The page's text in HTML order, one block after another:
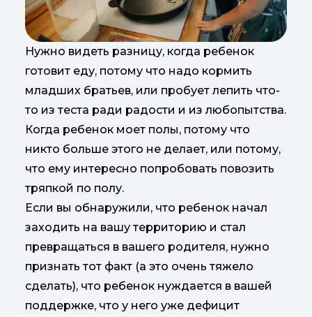
Нужно видеть разницу, когда ребенок
готовит еду, потому что надо кормить
младших братьев, или пробует лепить что-
то из теста ради радости и из любопытства.
Когда ребенок моет полы, потому что
никто больше этого не делает, или потому,
что ему интересно попробовать повозить
тряпкой по полу.
Если вы обнаружили, что ребенок начал
заходить на вашу территорию и стал
превращаться в вашего родителя, нужно
признать тот факт (а это очень тяжело
сделать), что ребенок нуждается в вашей
поддержке, что у него уже дефицит